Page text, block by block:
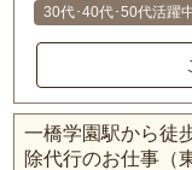
30代･40代･50代活躍
一橋学園駅から徒
除代行のお仕事（